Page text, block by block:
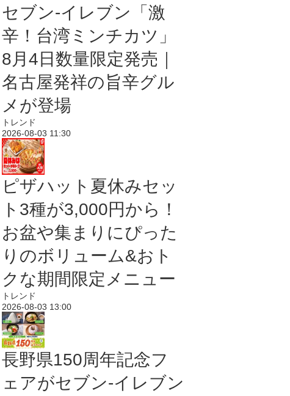
セブン-イレブン「激
辛！台湾ミンチカツ」
8月4日数量限定発売｜
名古屋発祥の旨辛グル
メが登場
トレンド
2026-08-03 11:30
ピザハット夏休みセッ
ト3種が3,000円から！
お盆や集まりにぴった
りのボリューム&おト
クな期間限定メニュー
トレンド
2026-08-03 13:00
長野県150周年記念フ
ェアがセブン-イレブン